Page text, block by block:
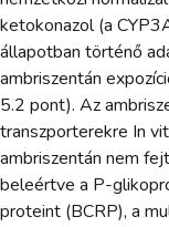
ketokonazol (a
állapotban történő
ambriszentán
5.2 pont). Az
transzporterekre In
ambriszentán nem
beleértve a P-
proteint (BCRP), a